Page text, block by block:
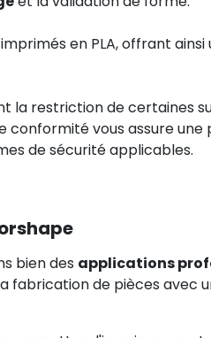
en PLA, offrant
la restriction de certaines
conformité vous assure
de sécurité applicables.
bien des applications
fabrication de pièces avec